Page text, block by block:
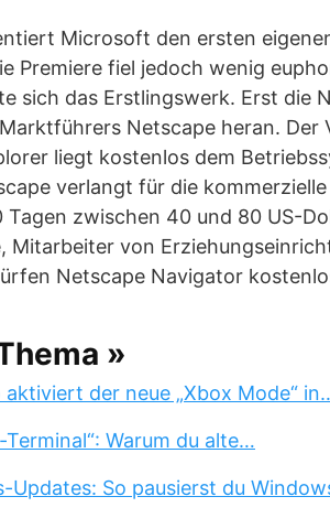
Microsoft den ersten
Premiere fiel jedoch wenig
sich das Erstlingswerk. Erst die
Netscape heran. Der
liegt kostenlos dem
verlangt für die
Tagen zwischen 40 und 80 US-
Mitarbeiter von
Netscape Navigator
»
der neue „Xbox Mode“
Terminal“: Warum du alte…
Updates: So pausierst du